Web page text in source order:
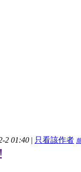
2 01:40 | 只看該作者